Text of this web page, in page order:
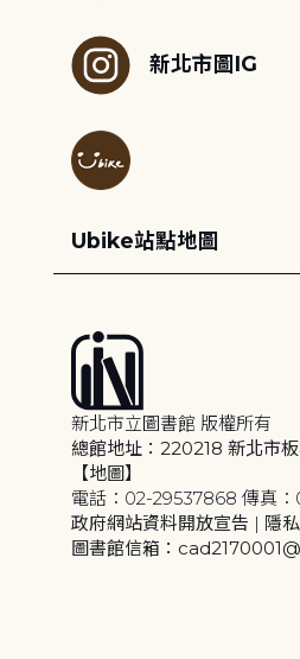
新北市圖IG
Ubike站點地圖
新北市立圖書館 版權所有
總館地址：220218 新北市
【地圖】
電話：02-29537868 傳真
政府網站資料開放宣告 | 隱
圖書館信箱：